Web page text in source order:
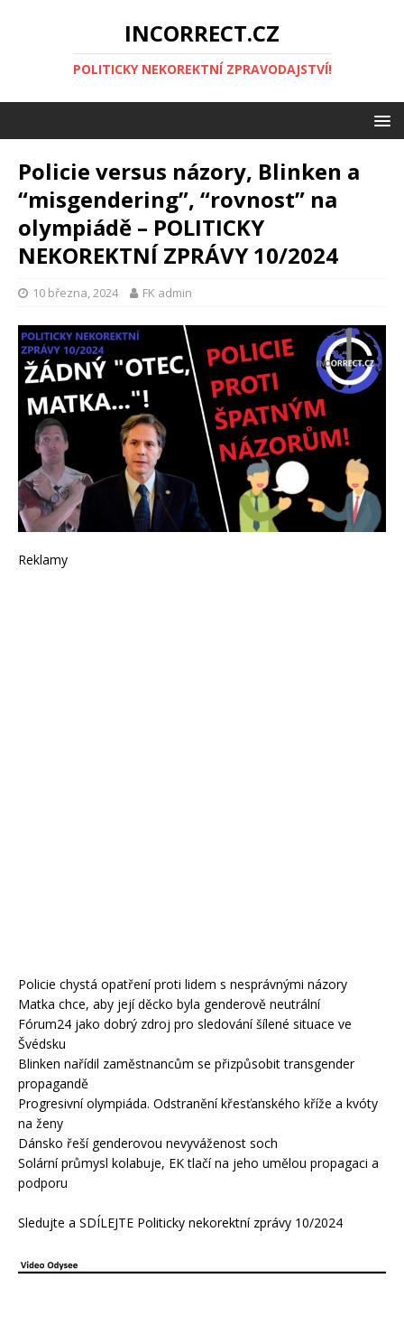
INCORRECT.CZ
POLITICKY NEKOREKTNÍ ZPRAVODAJSTVÍ!
Policie versus názory, Blinken a
“misgendering”, “rovnost” na
olympiádě – POLITICKY
NEKOREKTNÍ ZPRÁVY 10/2024
10 března, 2024 FK admin
Reklamy
Policie chystá opatření proti lidem s nesprávnými názory
Matka chce, aby její děcko byla genderově neutrální
Fórum24 jako dobrý zdroj pro sledování šílené situace ve
Švédsku
Blinken nařídil zaměstnancům se přizpůsobit transgender
propagandě
Progresivní olympiáda. Odstranění křesťanského kříže a kvóty
na ženy
Dánsko řeší genderovou nevyváženost soch
Solární průmysl kolabuje, EK tlačí na jeho umělou propagaci a
podporu
Sledujte a SDÍLEJTE Politicky nekorektní zprávy 10/2024